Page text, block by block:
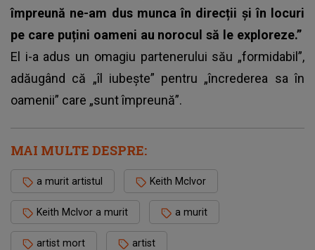
împreună ne-am dus munca în direcții și în locuri
pe care puțini oameni au norocul să le exploreze.”
El i-a adus un omagiu partenerului său „formidabil”,
adăugând că „îl iubește” pentru „încrederea sa în
oamenii” care „sunt împreună”.
MAI MULTE DESPRE:
a murit artistul Keith McIvor
Keith McIvor a murit a murit
artist mort artist